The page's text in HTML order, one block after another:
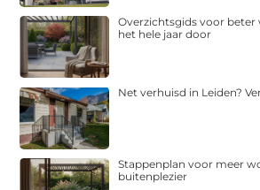
Overzichtsgids voor beter
het hele jaar door
Net verhuisd in Leiden?
Stappenplan voor meer
buitenplezier